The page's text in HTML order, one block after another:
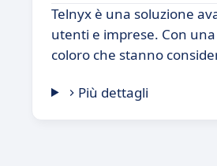
Telnyx è una soluzione
utenti e imprese. Con
coloro che stanno
Più dettagli